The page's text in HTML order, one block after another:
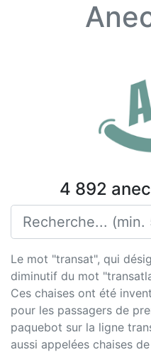
4 892
Le mot "transat", qui
diminutif du mot
Ces chaises ont été
pour les passagers de
paquebot sur la ligne
aussi appelées chaises